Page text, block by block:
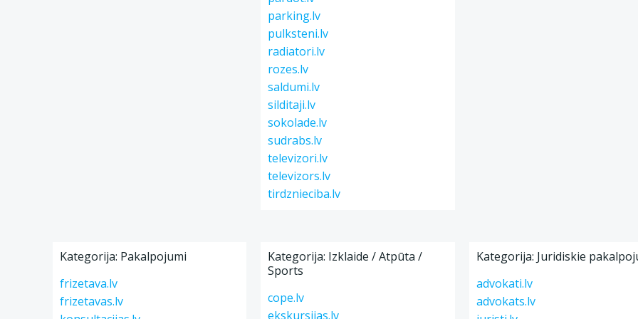
parking.lv
pulksteni.lv
radiatori.lv
rozes.lv
saldumi.lv
silditaji.lv
sokolade.lv
sudrabs.lv
televizori.lv
televizors.lv
tirdznieciba.lv
Kategorija: Pakalpojumi
frizetava.lv
frizetavas.lv
Kategorija: Izklaide / Atpūta /
Sports
cope.lv
ekskursijas.lv
Kategorija: Juridiskie
advokati.lv
advokats.lv